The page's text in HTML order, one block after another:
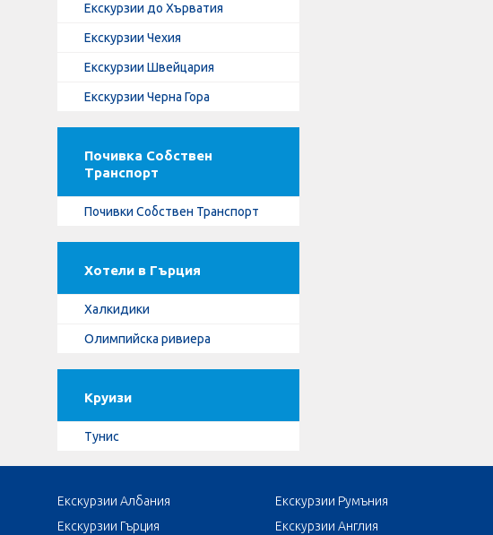
Екскурзии до Хърватия
Екскурзии Чехия
Екскурзии Швейцария
Екскурзии Черна Гора
Почивка Собствен
Транспорт
Почивки Собствен Транспорт
Хотели в Гърция
Халкидики
Олимпийска ривиера
Круизи
Тунис
Екскурзии Албания Екскурзии Румъния
Екскурзии Гърция
Екскурзии Англия